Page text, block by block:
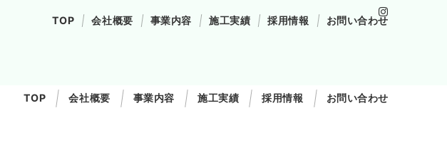
TOP 会社概要 事業内容 施工実績 採用情報 お問い合わせ
TOP 会社概要 事業内容 施工実績 採用情報 お問い合わせ